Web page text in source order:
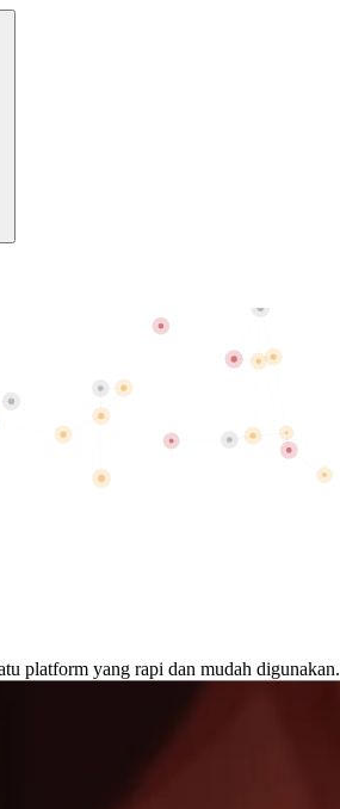
platform yang rapi dan mudah digunakan.